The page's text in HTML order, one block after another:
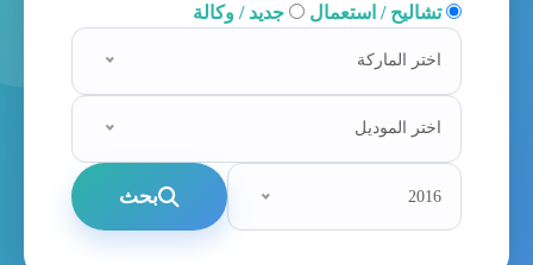
تشاليح / استعمال جديد / وكالة
اختر الماركة
اختر الموديل
2016 بحث